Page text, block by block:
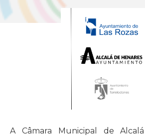
A Câmara Municipal de